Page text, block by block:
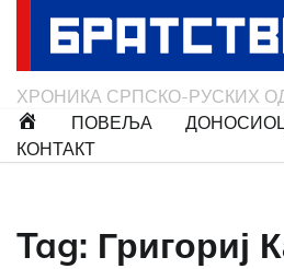
ХРОНИКА СРПСКО-РУСКИХ
ПОВЕЉА
КОНТАКТ
Tag: Григориј